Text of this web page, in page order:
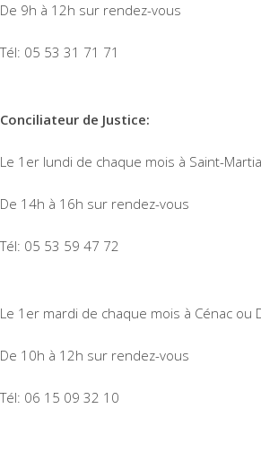
De 9h à 12h sur rendez-vous
Tél: 05 53 31 71 71
Conciliateur de Justice:
Le 1er lundi de chaque mois à Saint-
De 14h à 16h sur rendez-vous
Tél: 05 53 59 47 72
Le 1er mardi de chaque mois à Cénac ou
De 10h à 12h sur rendez-vous
Tél: 06 15 09 32 10